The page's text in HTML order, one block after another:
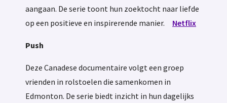
aangaan. De serie toont hun zoektocht naar liefde
op een positieve en inspirerende manier.
Netflix
Push
Deze Canadese documentaire volgt een groep
vrienden in rolstoelen die samenkomen in
Edmonton. De serie biedt inzicht in hun dagelijks